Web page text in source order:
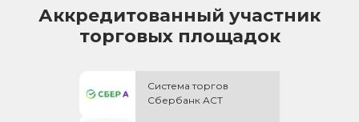
Аккредитованный участник
торговых площадок
Система торгов
Сбербанк АСТ